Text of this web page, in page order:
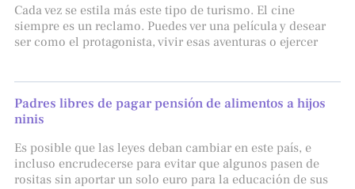
Cada vez se estila más este tipo de turismo. El cine
siempre es un reclamo. Puedes ver una película y desear
ser como el protagonista, vivir esas aventuras o ejercer
Padres libres de pagar pensión de alimentos a hijos
ninis
Es posible que las leyes deban cambiar en este país, e
incluso encrudecerse para evitar que algunos pasen de
rositas sin aportar un solo euro para la educación de sus